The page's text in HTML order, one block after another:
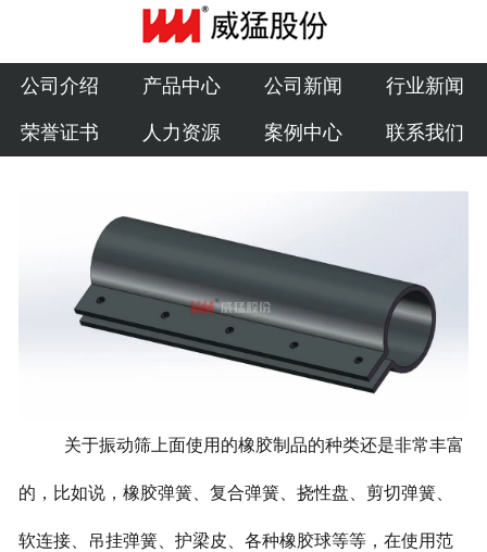
公司介绍
产品中心
公司新闻
案例中心
公司介绍 产品中心 公司新闻 行业新闻
荣誉证书 人力资源 案例中心 联系我们
关于振动筛上面使用的橡胶制品的种类还是非常丰富
的，比如说，橡胶弹簧、复合弹簧、挠性盘、剪切弹簧、
软连接、吊挂弹簧、护梁皮、各种橡胶球等等，在使用范